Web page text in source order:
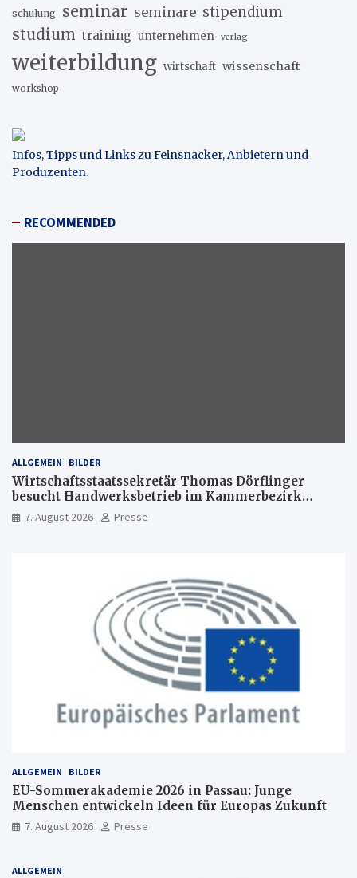
schulung seminar seminare stipendium
studium training unternehmen verlag
weiterbildung wirtschaft wissenschaft
workshop
Infos, Tipps und Links zu Feinsnacker, Anbietern und
Produzenten.
RECOMMENDED
ALLGEMEIN BILDER
Wirtschaftsstaatssekretär Thomas Dörflinger
besucht Handwerksbetrieb im Kammerbezirk
Freiburg
7. August 2026 Presse
ALLGEMEIN BILDER
EU-Sommerakademie 2026 in Passau: Junge
Menschen entwickeln Ideen für Europas Zukunft
7. August 2026 Presse
ALLGEMEIN